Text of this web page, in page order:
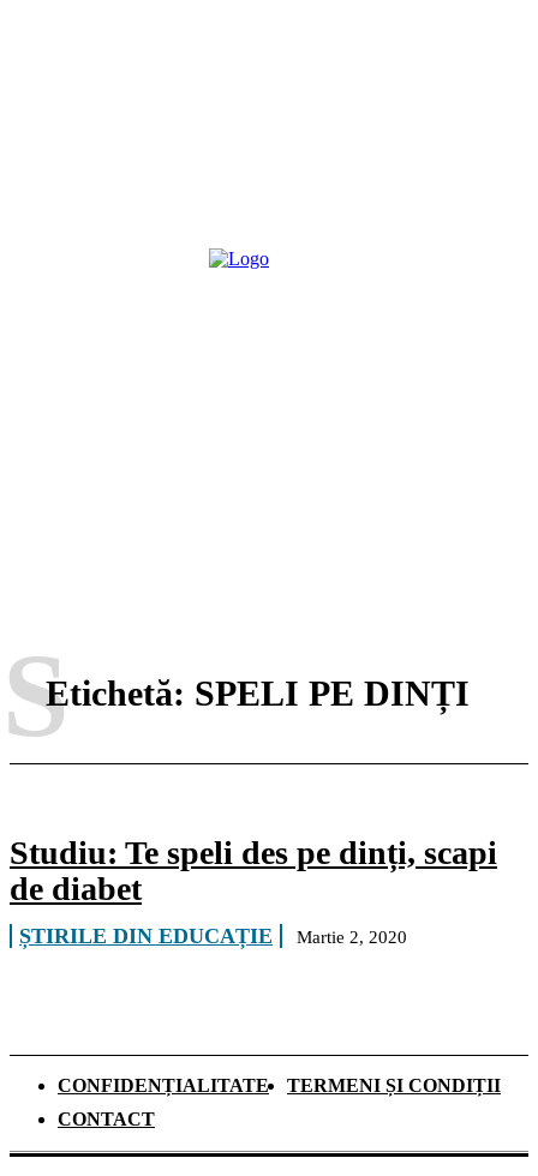
Etichetă: SPELI PE DINȚI
S
Studiu: Te speli des pe dinți, scapi
de diabet
ȘTIRILE DIN EDUCAȚIE Martie 2, 2020
CONFIDENȚIALITATE
TERMENI ȘI CONDIȚII
CONTACT